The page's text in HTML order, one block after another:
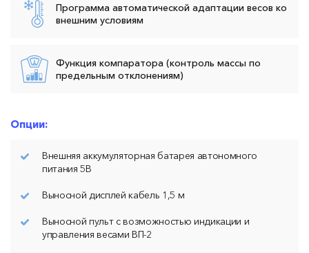
Программа автоматической адаптации весов ко
внешним условиям
Функция компаратора (контроль массы по
предельным отклонениям)
Опции:
Внешняя аккумуляторная батарея автономного
питания 5В
Выносной дисплей кабель 1,5 м
Выносной пульт с возможностью индикации и
управления весами ВП-2